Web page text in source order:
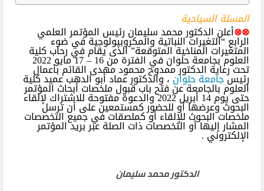
المسلة السياحية
⊗⊗أعلن الدكتور محمد سليمان رئيس المؤتمر العلمي
الرابع “التغيرات النباتية والمكروبيولوجية في ضوء
المتغيرات المناخية المتوقعة” الذى يقام في رحاب كلية
العلوم بجامعة حلوان في الفترة من 16 – 17 مايو 2022
تحت رعاية الدكتور ممدوح محمود مهدى القائم بأعمال
رئيسجامعة حلوان، والدكتور عماد أبو الدهب عميد كلية
العلوم بالجامعة عن فتح باب قبول ملخصات أبحاث المؤتمر
حتى يوم 14 أبريل 2022 والدعوة مفتوحة للاشتراك لإلقاء
البحوث وعرضها أو للحضور كمستمعين على أن ترسل
ملخصات البحوث ‏للإلقاء أو كملصقات في جميع التخصصات
‏المشار إليها أو التخصصات ذات الصلة عبر بريد المؤتمر
الإلكتروني .
الدكتور محمد سليمان